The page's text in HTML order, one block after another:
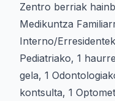
Zentro berriak
Medikuntza
Interno/
Pediatriako, 1
gela, 1
kontsulta, 1